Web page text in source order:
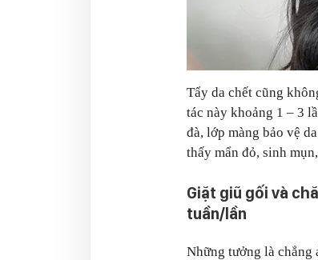
Tẩy da chết cũng
tác này khoảng 1 – 3
đà, lớp màng bảo vệ
thấy mẩn đỏ, sinh
Giặt giũ gối và
tuần/lần
Những tưởng là chẳng